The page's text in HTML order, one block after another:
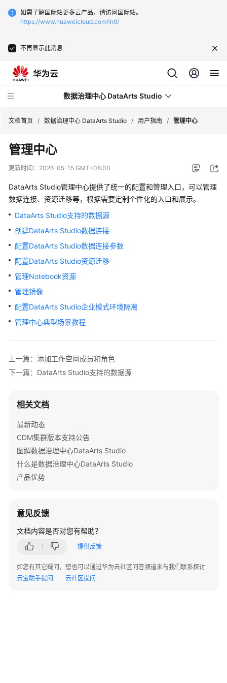
如需了解国际站更多云产品，请访问国际站。
https://www.huaweicloud.com/intl/
不再显示此消息
数据治理中心 DataArts Studio
最
新
态
务
公
告
产
品
介
数
理
方
速
入
门
户
DataArts
使
文档首页 / 数据治理中心 DataArts Studio / 用户指南 / 管理中心
管理中心
更新时间： 2026-05-15 GMT+08:00
DataArts Studio管理中心提供了统一的配置和管理入口，可以管理
数据连接、资源迁移等，根据需要定制个性化的入口和展示。
DataArts Studio支持的数据源
创建DataArts Studio数据连接
配置DataArts Studio数据连接参数
配置DataArts Studio资源迁移
管理Notebook资源
管理镜像
配置DataArts Studio企业模式环境隔离
管理中心典型场景教程
上一篇：添加工作空间成员和角色
下一篇：DataArts Studio支持的数据源
相关文档
最新动态
CDM集群版本支持公告
图解数据治理中心DataArts Studio
什么是数据治理中心DataArts Studio
产品优势
意见反馈
文档内容是否对您有帮助？
提供反馈
如您有其它疑问，您也可以通过华为云社区问答频道来与我们联系探讨
云宝助手提问
云社区提问